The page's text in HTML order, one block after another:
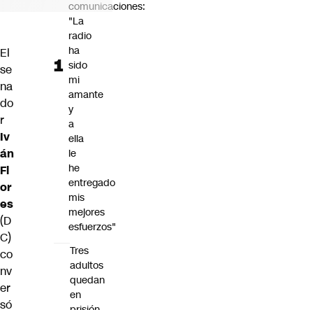
El
se
na
do
r
Iv
án
Fl
or
es
(D
C)
co
nv
er
só
comunicaciones:
"La
radio
ha
sido
mi
amante
y
a
ella
le
he
entregado
mis
mejores
esfuerzos"
Tres
adultos
quedan
en